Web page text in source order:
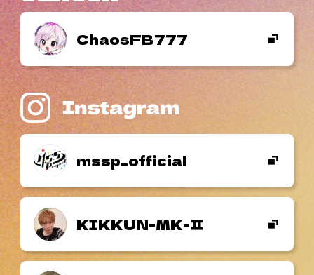
ChaosFB777
mssp_official
KIKKUN-MK-